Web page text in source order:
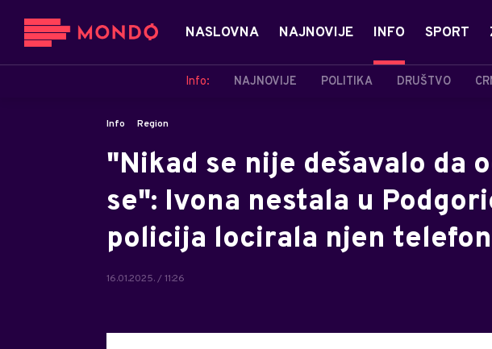
NASLOVNA NAJNOVIJE INFO
Info: NAJNOVIJE POLITIKA DRUŠTVO
SPORT
Info Region
"Nikad se nije dešavalo da
se": Ivona nestala u
policija locirala njen telefon
16.01.2025. / 11:26